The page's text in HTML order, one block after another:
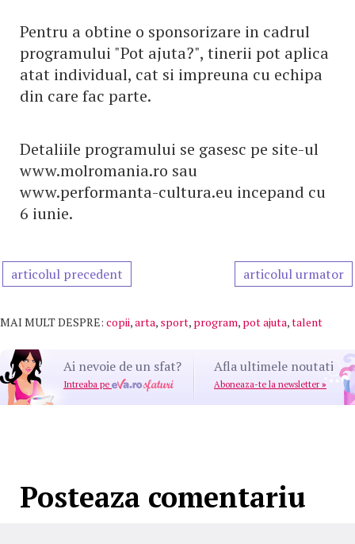
Pentru a obtine o sponsorizare in cadrul
programului "Pot ajuta?", tinerii pot aplica
atat individual, cat si impreuna cu echipa
din care fac parte.
Detaliile programului se gasesc pe site-ul
www.molromania.ro sau
www.performanta-cultura.eu incepand cu
6 iunie.
articolul precedent articolul urmator
MAI MULT DESPRE: copii,arta, sport, program, pot ajuta,talent
Ai nevoie de un sfat?
Intreaba pe
Afla ultimele noutati
Aboneaza-te la newsletter »
Posteaza comentariu